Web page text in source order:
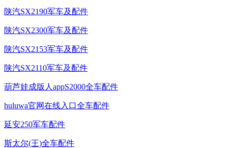
陕汽SX2190军车及配件
陕汽SX2300军车及配件
陕汽SX2153军车及配件
陕汽SX2110军车及配件
葫芦娃成版人appS2000全车配件
huluwa官网在线入口全车配件
延安250军车配件
斯太尔(王)全车配件